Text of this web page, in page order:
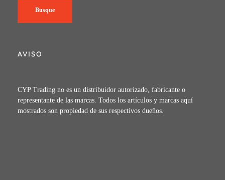
Busque
AVISO
CYP Trading no es un distribuidor autorizado, fabricante o
representante de las marcas. Todos los artículos y marcas aquí
mostrados son propiedad de sus respectivos dueños.